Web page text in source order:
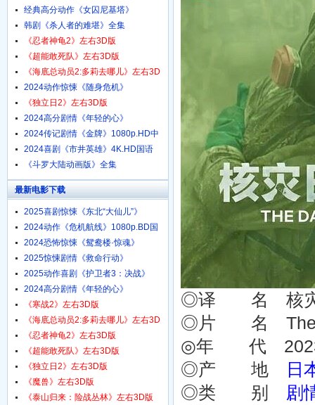
◎译 名 核灾
◎片 名 The
◎年 代
◎产 地
日
◎类 别 剧
4K.HD国语中字
经典高分动作《女囚尼基塔》
1080p.BD中英双字
韩剧《杀人者的难堪》全集
《忍者神龟2》左右3D版
《超能敢死队》左右3D版
《海底总动员2:多莉去哪儿》左右3D
版
2024动作惊悚《随身危机》
1080p.HD中英双字
《独立日2》左右3D版
2024高分剧情《年轻的心》
1080p.HD中字
2024传记剧情《金牌》1080p.HD中
字
2024喜剧《市井英雄》4K.HD国语
中字
《斗罗大陆动画版》全集
最新电影下载
2025喜剧惊悚《东北“大仙儿”》
1080p.HD国语中字
2024动作《危机航线》1080p.BD国
语中字
2024恐怖惊悚《鸳鸯楼·惊魂》
4K.HD国语中字
2025惊悚剧情《救命行动》
1080p.HD中字
2025动作喜剧《护卫者3：决战》
1080p.HD国语中字
2024高分剧情《年轻的心》
1080p.HD中字
《寒战2》左右3D版
《海底总动员2:多莉去哪儿》左右3D
版
《忍者神龟2》左右3D版
《超能敢死队》左右3D版
《独立日2》左右3D版
《魔兽》左右3D版
《泰山归来：险战丛林》左右3D版